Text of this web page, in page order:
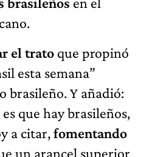
el trato que propinó
esta semana”
brasileño. Y añadió:
que hay brasileños,
a citar,fomentando
un arancel superior